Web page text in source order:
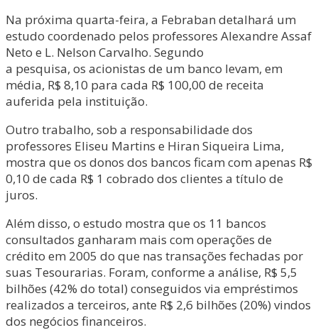
Na próxima quarta-feira, a Febraban detalhará um
estudo coordenado pelos professores Alexandre Assaf
Neto e L. Nelson Carvalho. Segundo
a pesquisa, os acionistas de um banco levam, em
média, R$ 8,10 para cada R$ 100,00 de receita
auferida pela instituição.
Outro trabalho, sob a responsabilidade dos
professores Eliseu Martins e Hiran Siqueira Lima,
mostra que os donos dos bancos ficam com apenas R$
0,10 de cada R$ 1 cobrado dos clientes a título de
juros.
Além disso, o estudo mostra que os 11 bancos
consultados ganharam mais com operações de
crédito em 2005 do que nas transações fechadas por
suas Tesourarias. Foram, conforme a análise, R$ 5,5
bilhões (42% do total) conseguidos via empréstimos
realizados a terceiros, ante R$ 2,6 bilhões (20%) vindos
dos negócios financeiros.